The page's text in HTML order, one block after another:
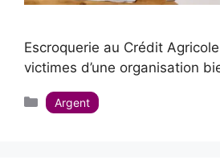
Escroquerie au Crédit
victimes d’une organisation
Catégories
Argent